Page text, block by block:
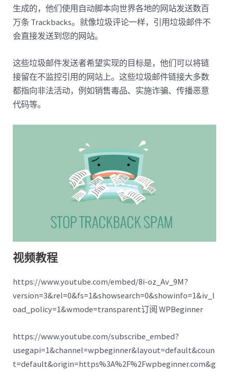
生成的，他们使用自动脚本向世界各地的网站发送数百
万条 Trackbacks。就像垃圾评论一样，引用垃圾邮件不
会直接发送到您的网站。
这些垃圾邮件发送者希望实现的目标是，他们可以将链
接留在不监控引用的网站上。这些垃圾邮件链接大多数
都指向非法活动，例如销售毒品、实施诈骗、传播恶意
代码等。
视频教程
https://www.youtube.com/embed/8i-oz_Av_9M?
version=3&rel=0&fs=1&showsearch=0&showinfo=1&iv_l
oad_policy=1&wmode=transparent订阅 WPBeginner
https://www.youtube.com/subscribe_embed?
usegapi=1&channel=wpbeginner&layout=default&coun
t=default&origin=https%3A%2F%2Fwpbeginner.com&g